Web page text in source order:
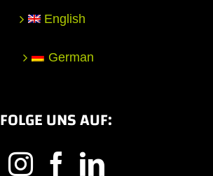
English
German
FOLGE UNS AUF: